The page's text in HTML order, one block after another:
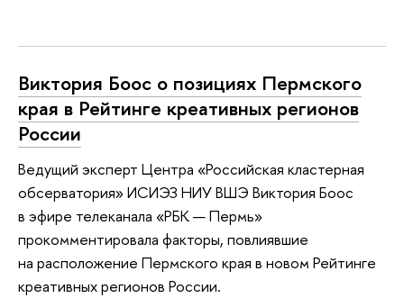
Виктория Боос о позициях Пермского
края в Рейтинге креативных регионов
России
Ведущий эксперт Центра «Российская кластерная
обсерватория» ИСИЭЗ НИУ ВШЭ Виктория Боос
в эфире телеканала «РБК — Пермь»
прокомментировала факторы, повлиявшие
на расположение Пермского края в новом Рейтинге
креативных регионов России.